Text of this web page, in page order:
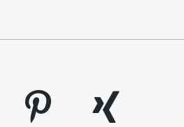
pinterest
xing